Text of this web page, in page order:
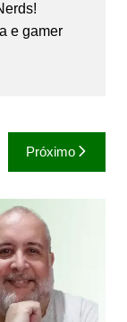
e gamer
Próximo